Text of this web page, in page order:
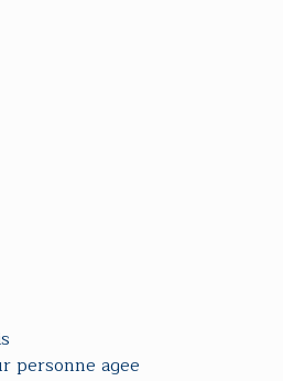
personne agee